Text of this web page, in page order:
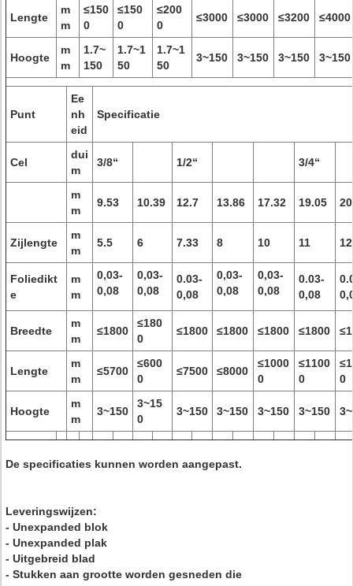
Lengte
m
m
≤150
0
≤150
0
≤200
0
≤3000 ≤3000 ≤3200 ≤4000
Hoogte
m
m
1.7~
150
1.7~1
50
1.7~1
50
3~150 3~150 3~150 3~150
Punt
Ee
nh
eid
Specificatie
Cel
dui
m
3/8“ 1/2“ 3/4“
m
m
9.53 10.39 12.7 13.86 17.32 19.05
Zijlengte
m
m
5.5 6 7.33 8 10 11 12
Foliedikt
e
m
m
0,03-
0,08
0,03-
0,08
0.03-
0,08
0,03-
0,08
0,03-
0,08
0.03-
0,08
Breedte
m
m
≤1800
≤180
0
≤1800 ≤1800 ≤1800 ≤1800
Lengte
m
m
≤5700
≤600
0
≤7500 ≤8000
≤1000
0
≤1100
0
0
Hoogte
m
m
3~150
3~15
0
3~150 3~150 3~150 3~150
De specificaties kunnen worden aangepast.
Leveringswijzen:
- Unexpanded blok
- Unexpanded plak
- Uitgebreid blad
- Stukken aan grootte worden gesneden die